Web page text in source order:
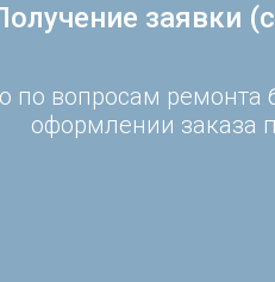
заявки
вопросам
оформлении заказа